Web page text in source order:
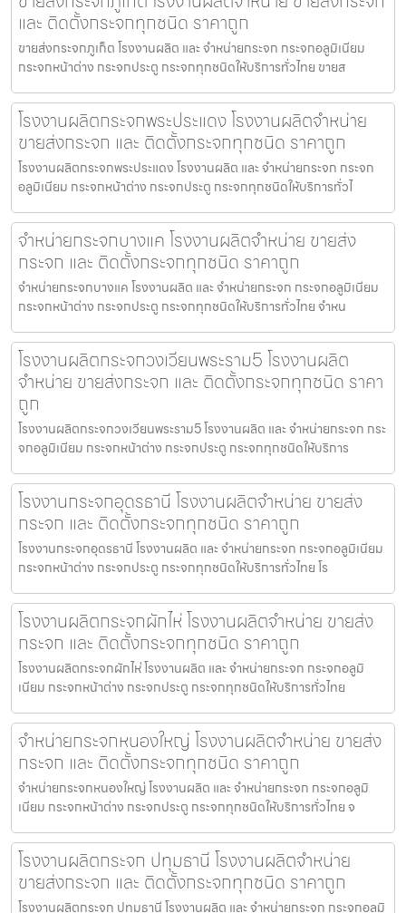
และ ติดตั้งกระจกทุกชนิด ราคาถูก
ขายส่งกระจกภูเก็ต โรงงานผลิต และ จำหน่ายกระจก กระจกอลูมิเนียม
กระจกหน้าต่าง กระจกประตู กระจกทุกชนิดให้บริการทั่วไทย ขายส
โรงงานผลิตกระจกพระประแดง โรงงานผลิตจำหน่าย
ขายส่งกระจก และ ติดตั้งกระจกทุกชนิด ราคาถูก
โรงงานผลิตกระจกพระประแดง โรงงานผลิต และ จำหน่ายกระจก กระจก
อลูมิเนียม กระจกหน้าต่าง กระจกประตู กระจกทุกชนิดให้บริการทั่วไ
จำหน่ายกระจกบางแค โรงงานผลิตจำหน่าย ขายส่ง
กระจก และ ติดตั้งกระจกทุกชนิด ราคาถูก
จำหน่ายกระจกบางแค โรงงานผลิต และ จำหน่ายกระจก กระจกอลูมิเนียม
กระจกหน้าต่าง กระจกประตู กระจกทุกชนิดให้บริการทั่วไทย จำหน
โรงงานผลิตกระจกวงเวียนพระราม5 โรงงานผลิต
จำหน่าย ขายส่งกระจก และ ติดตั้งกระจกทุกชนิด ราคา
ถูก
โรงงานผลิตกระจกวงเวียนพระราม5 โรงงานผลิต และ จำหน่ายกระจก กระ
จกอลูมิเนียม กระจกหน้าต่าง กระจกประตู กระจกทุกชนิดให้บริการ
โรงงานกระจกอุดรธานี โรงงานผลิตจำหน่าย ขายส่ง
กระจก และ ติดตั้งกระจกทุกชนิด ราคาถูก
โรงงานกระจกอุดรธานี โรงงานผลิต และ จำหน่ายกระจก กระจกอลูมิเนียม
กระจกหน้าต่าง กระจกประตู กระจกทุกชนิดให้บริการทั่วไทย โร
โรงงานผลิตกระจกผักไห่ โรงงานผลิตจำหน่าย ขายส่ง
กระจก และ ติดตั้งกระจกทุกชนิด ราคาถูก
โรงงานผลิตกระจกผักไห่ โรงงานผลิต และ จำหน่ายกระจก กระจกอลูมิ
เนียม กระจกหน้าต่าง กระจกประตู กระจกทุกชนิดให้บริการทั่วไทย
จำหน่ายกระจกหนองใหญ่ โรงงานผลิตจำหน่าย ขายส่ง
กระจก และ ติดตั้งกระจกทุกชนิด ราคาถูก
จำหน่ายกระจกหนองใหญ่ โรงงานผลิต และ จำหน่ายกระจก กระจกอลูมิ
เนียม กระจกหน้าต่าง กระจกประตู กระจกทุกชนิดให้บริการทั่วไทย จ
โรงงานผลิตกระจก ปทุมธานี โรงงานผลิตจำหน่าย
ขายส่งกระจก และ ติดตั้งกระจกทุกชนิด ราคาถูก
โรงงานผลิตกระจก ปทุมธานี โรงงานผลิต และ จำหน่ายกระจก กระจกอลูมิ